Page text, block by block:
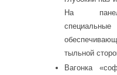
На
тыльной
Вагонка